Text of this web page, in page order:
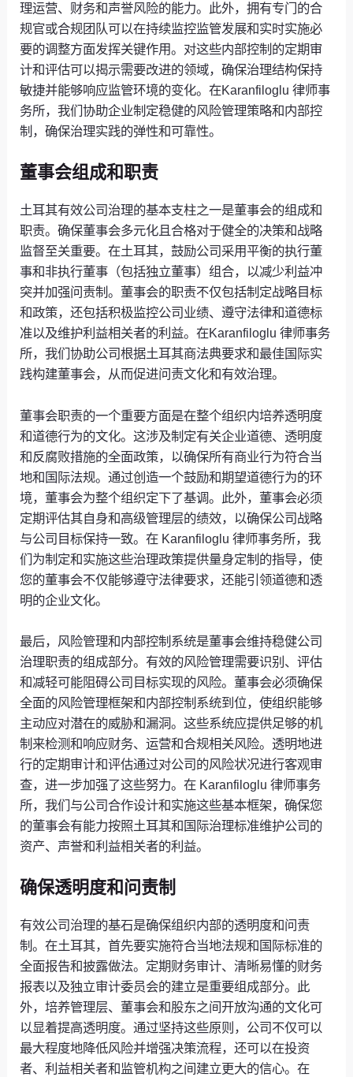
理运营、财务和声誉风险的能力。此外，拥有专门的合
规官或合规团队可以在持续监控监管发展和实时实施必
要的调整方面发挥关键作用。对这些内部控制的定期审
计和评估可以揭示需要改进的领域，确保治理结构保持
敏捷并能够响应监管环境的变化。在Karanfiloglu 律师事
务所，我们协助企业制定稳健的风险管理策略和内部控
制，确保治理实践的弹性和可靠性。
董事会组成和职责
土耳其有效公司治理的基本支柱之一是董事会的组成和
职责。确保董事会多元化且合格对于健全的决策和战略
监督至关重要。在土耳其，鼓励公司采用平衡的执行董
事和非执行董事（包括独立董事）组合，以减少利益冲
突并加强问责制。董事会的职责不仅包括制定战略目标
和政策，还包括积极监控公司业绩、遵守法律和道德标
准以及维护利益相关者的利益。在Karanfiloglu 律师事务
所，我们协助公司根据土耳其商法典要求和最佳国际实
践构建董事会，从而促进问责文化和有效治理。
董事会职责的一个重要方面是在整个组织内培养透明度
和道德行为的文化。这涉及制定有关企业道德、透明度
和反腐败措施的全面政策，以确保所有商业行为符合当
地和国际法规。通过创造一个鼓励和期望道德行为的环
境，董事会为整个组织定下了基调。此外，董事会必须
定期评估其自身和高级管理层的绩效，以确保公司战略
与公司目标保持一致。在 Karanfiloglu 律师事务所，我
们为制定和实施这些治理政策提供量身定制的指导，使
您的董事会不仅能够遵守法律要求，还能引领道德和透
明的企业文化。
最后，风险管理和内部控制系统是董事会维持稳健公司
治理职责的组成部分。有效的风险管理需要识别、评估
和减轻可能阻碍公司目标实现的风险。董事会必须确保
全面的风险管理框架和内部控制系统到位，使组织能够
主动应对潜在的威胁和漏洞。这些系统应提供足够的机
制来检测和响应财务、运营和合规相关风险。透明地进
行的定期审计和评估通过对公司的风险状况进行客观审
查，进一步加强了这些努力。在 Karanfiloglu 律师事务
所，我们与公司合作设计和实施这些基本框架，确保您
的董事会有能力按照土耳其和国际治理标准维护公司的
资产、声誉和利益相关者的利益。
确保透明度和问责制
有效公司治理的基石是确保组织内部的透明度和问责
制。在土耳其，首先要实施符合当地法规和国际标准的
全面报告和披露做法。定期财务审计、清晰易懂的财务
报表以及独立审计委员会的建立是重要组成部分。此
外，培养管理层、董事会和股东之间开放沟通的文化可
以显着提高透明度。通过坚持这些原则，公司不仅可以
最大程度地降低风险并增强决策流程，还可以在投资
者、利益相关者和监管机构之间建立更大的信心。在